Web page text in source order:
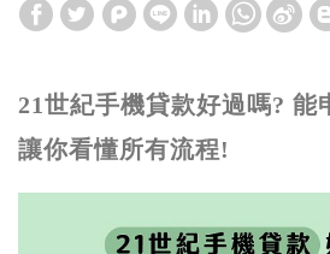
21世紀手機貸款好過嗎? 能
讓你看懂所有流程!